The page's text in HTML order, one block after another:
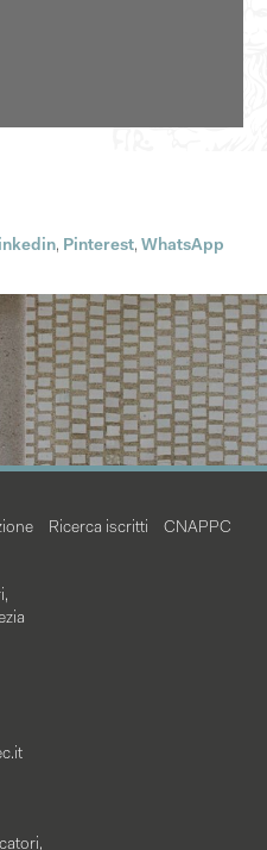
, Pinterest, WhatsApp
Ricerca iscritti
CNAPPC